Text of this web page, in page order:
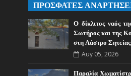
ΠΡΟΣΦΑΤΕΣ
Ο δίκλιτος ναός
Σωτήρος και της
στη Λάστρο Σητείας
Αυγ 05, 2026
Παραλία